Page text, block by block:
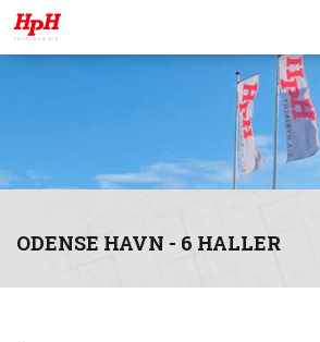
ODENSE HAVN - 6 HALLER